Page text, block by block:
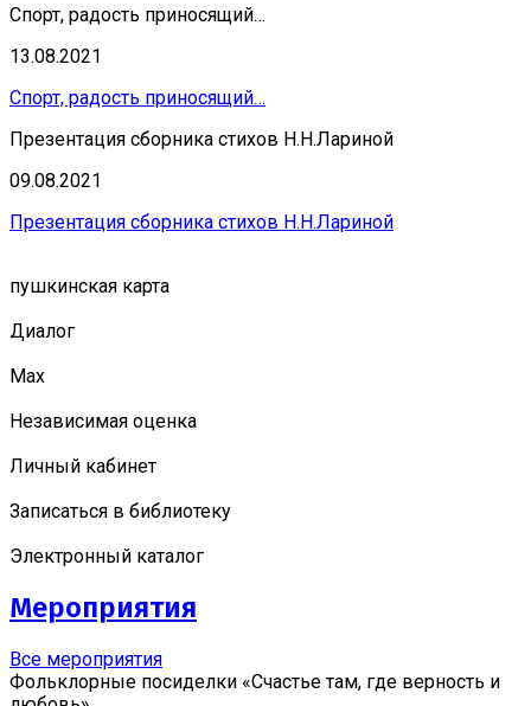
Спорт, радость приносящий…
13.08.2021
Спорт, радость приносящий…
Презентация сборника стихов Н.Н.Лариной
09.08.2021
Презентация сборника стихов Н.Н.Лариной
пушкинская карта
Диалог
Мах
Независимая оценка
Личный кабинет
Записаться в библиотеку
Электронный каталог
Мероприятия
Все мероприятия
Фольклорные посиделки «Счастье там, где верность и